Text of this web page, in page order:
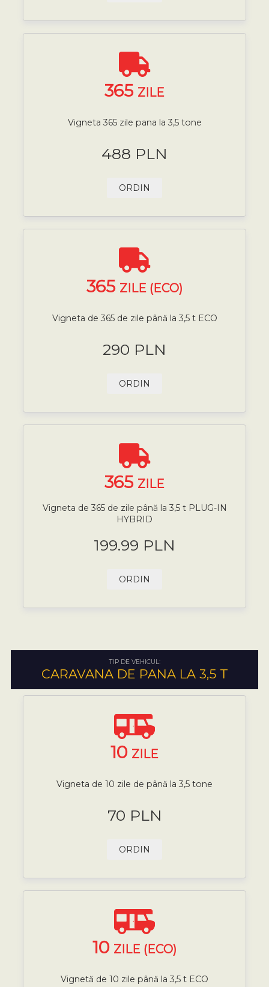
365 ZILE
Vigneta 365 zile pana la 3,5 tone
488 PLN
ORDIN
365 ZILE (ECO)
Vigneta de 365 de zile până la 3,5 t ECO
290 PLN
ORDIN
365 ZILE
Vigneta de 365 de zile până la 3,5 t PLUG-IN
HYBRID
199.99 PLN
ORDIN
TIP DE VEHICUL:
CARAVANA DE PANA LA 3,5 T
10 ZILE
Vigneta de 10 zile de până la 3,5 tone
70 PLN
ORDIN
10 ZILE (ECO)
Vignetă de 10 zile până la 3,5 t ECO